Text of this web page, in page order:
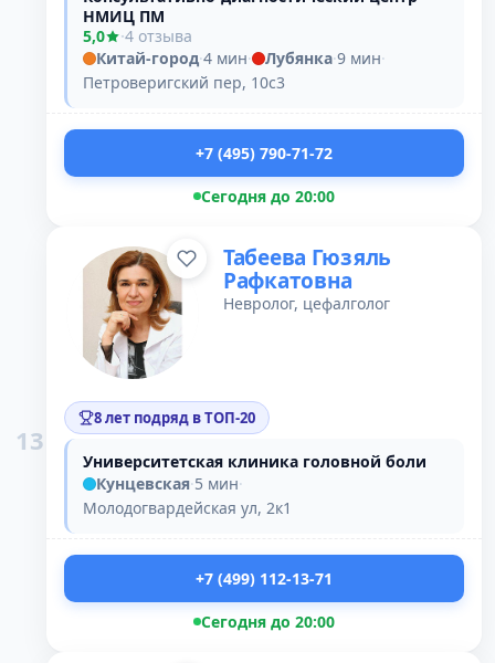
НМИЦ ПМ
5,0
·4 отзыва
Китай-город·4 мин· Лубянка·9 мин·
Петроверигский пер, 10с3
+7 (495) 790-71-72
Сегодня до 20:00
13
Табеева Гюзяль
Рафкатовна
Невролог, цефалголог
8 лет подряд в ТОП-20
Университетская клиника головной боли
Кунцевская·5 мин·
Молодогвардейская ул, 2к1
+7 (499) 112-13-71
Сегодня до 20:00